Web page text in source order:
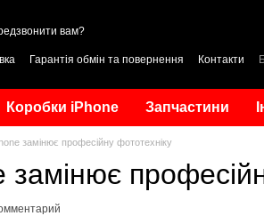
вам?
Гарантія обмін та повернення Контакти
Коробки iPhone Запчастини
замінює професійну фототехніку